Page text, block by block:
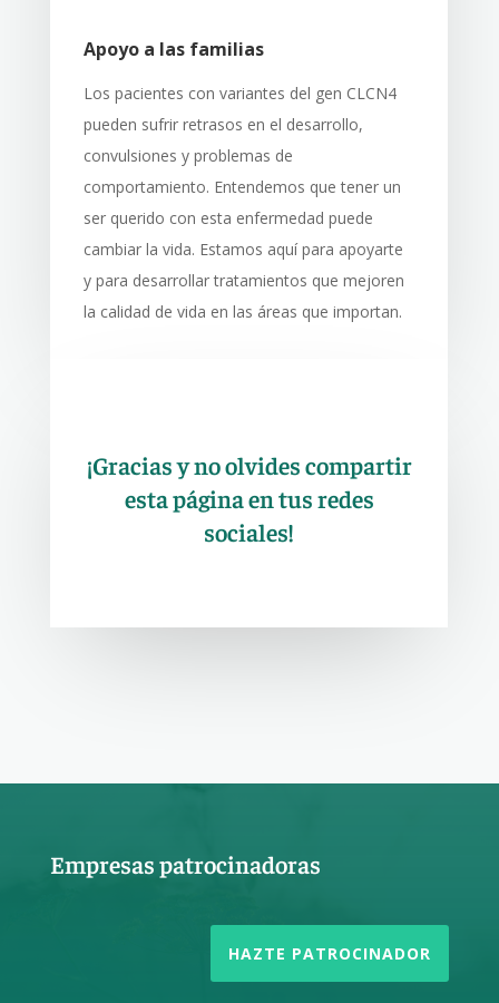
Apoyo a las familias
Los pacientes con variantes del gen CLCN4
pueden sufrir retrasos en el desarrollo,
convulsiones y problemas de
comportamiento. Entendemos que tener un
ser querido con esta enfermedad puede
cambiar la vida. Estamos aquí para apoyarte
y para desarrollar tratamientos que mejoren
la calidad de vida en las áreas que importan.
¡Gracias y no olvides compartir
esta página en tus redes
sociales!
Empresas patrocinadoras
HAZTE PATROCINADOR